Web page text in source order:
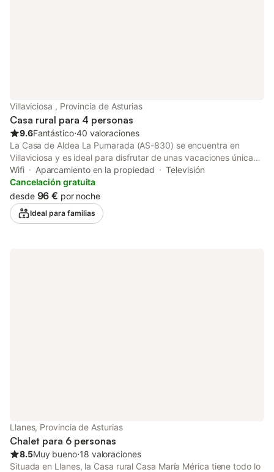
Villaviciosa , Provincia de Asturias
Casa rural para 4 personas
9.6Fantástico⋅40 valoraciones
La Casa de Aldea La Pumarada (AS-830) se encuentra en
Villaviciosa y es ideal para disfrutar de unas vacaciones únicas
con tus seres queridos. La propiedad, distribuida en 2 plantas,
cuenta con una sala de estar, cocina, 2 dormitorios y 1 baño, lo
que permite alojar cómodamente a 4 personas. Entre los
servicios adicionales se incluyen Wi-Fi, televisión y lavadora.
También hay una cuna disponible para los huéspedes que la
Wifi Aparcamiento en la propiedad
Televisión
Cancelación gratuita
desde 96 € por noche
Ideal para familias
Llanes, Provincia de Asturias
Chalet para 6 personas
8.5Muy bueno⋅18 valoraciones
Situada en Llanes, la Casa rural Casa María Mérica tiene todo lo